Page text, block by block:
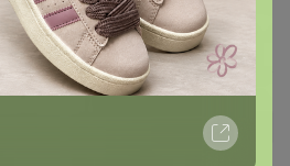
Автор уже получил заказ!